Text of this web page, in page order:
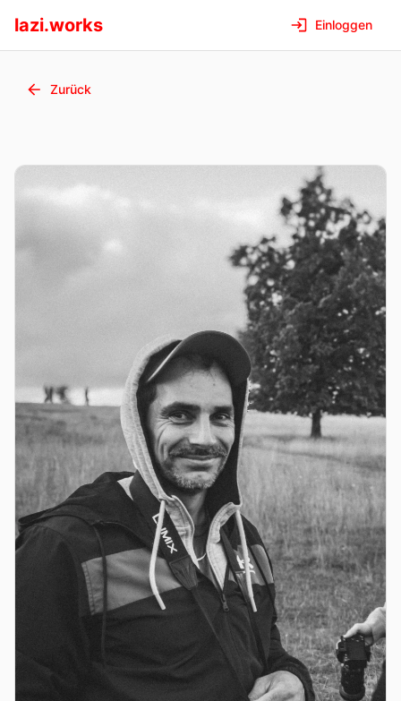
lazi.works Einloggen
Zurück